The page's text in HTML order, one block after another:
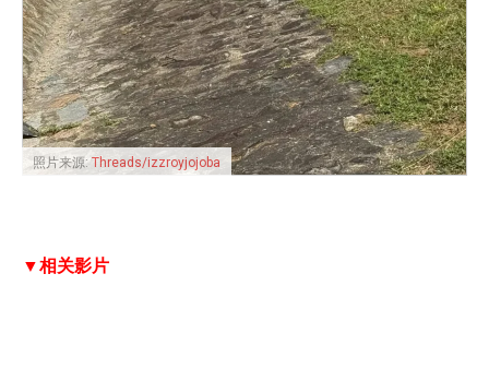
照片来源:Threads/izzroyjojoba
▼相关影片